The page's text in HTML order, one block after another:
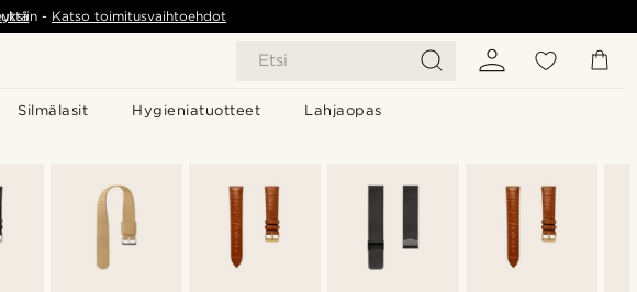
Etsi
Silmälasit Hygieniatuotteet Lahjaopas
- Katso toimitusvaihtoehdot